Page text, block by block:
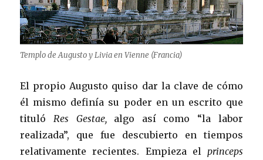
Templo de Augusto y Livia en Vienne (Francia)
El propio Augusto quiso dar la clave de cómo
él mismo definía su poder en un escrito que
tituló Res Gestae, algo así como “la labor
realizada”, que fue descubierto en tiempos
relativamente recientes. Empieza el princeps